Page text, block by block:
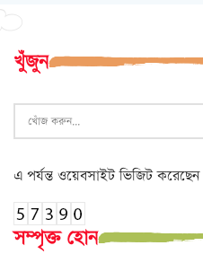
খুঁজুন
এ পর্যন্ত ওয়েবসাইট ভিজিট করেছেন
সম্পৃক্ত হোন